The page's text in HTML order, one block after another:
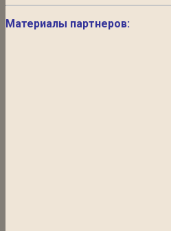
Материалы партнеров: